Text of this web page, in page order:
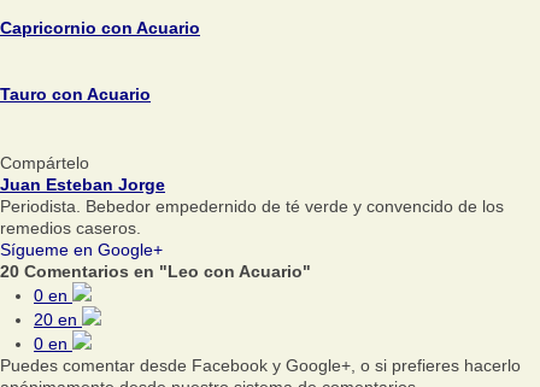
Capricornio con Acuario
Tauro con Acuario
Compártelo
Juan Esteban Jorge
Periodista. Bebedor empedernido de té verde y convencido de los
remedios caseros.
Sígueme en Google+
20 Comentarios en "Leo con Acuario"
0 en
20 en
0 en
Puedes comentar desde Facebook y Google+, o si prefieres hacerlo